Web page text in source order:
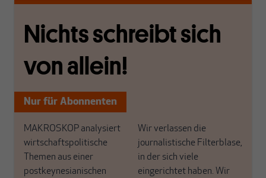
Nichts schreibt sich
von allein!
Nur für Abonnenten
MAKROSKOP analysiert
wirtschaftspolitische
Themen aus einer
postkeynesianischen
Wir verlassen die
journalistische Filterblase,
in der sich viele
eingerichtet haben. Wir